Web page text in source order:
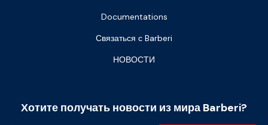
Documentations
Связаться с Barberi
НОВОСТИ
Хотите получать новости из мира Barberi?